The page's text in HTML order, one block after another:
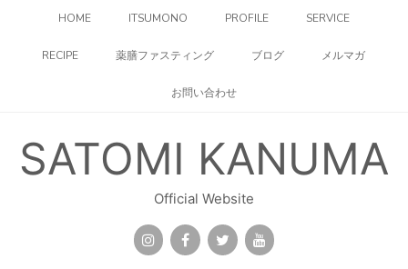
HOME ITSUMONO PROFILE SERVICE
RECIPE 薬膳ファスティング ブログ メルマガ
お問い合わせ
SATOMI KANUMA
Official Website